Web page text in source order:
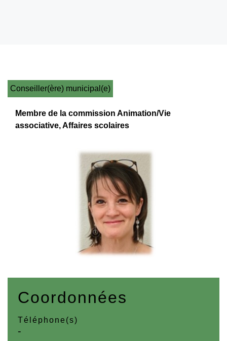
Conseiller(ère) municipal(e)
Membre de la commission Animation/Vie
associative, Affaires scolaires
Coordonnées
Téléphone(s)
-